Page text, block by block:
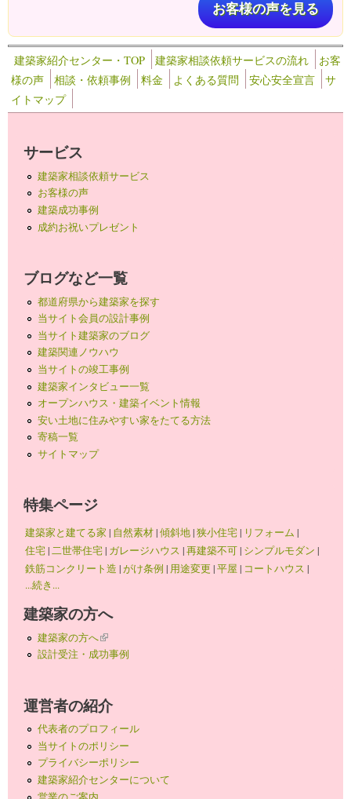
お客様の声を見る
建築家紹介センター・TOP 建築家相談依頼サービスの流れ
お客
様の声
相談・依頼事例 料金 よくある質問 安心安全宣言
サ
イトマップ
サービス
建築家相談依頼サービス
お客様の声
建築成功事例
成約お祝いプレゼント
ブログなど一覧
都道府県から建築家を探す
当サイト会員の設計事例
当サイト建築家のブログ
建築関連ノウハウ
当サイトの竣工事例
建築家インタビュー一覧
オープンハウス・建築イベント情報
安い土地に住みやすい家をたてる方法
寄稿一覧
サイトマップ
特集ページ
建築家と建てる家 | 自然素材|傾斜地|狭小住宅| リフォーム |
住宅|二世帯住宅| ガレージハウス |再建築不可| シンプルモダン |
鉄筋コンクリート造 |がけ条例 | 用途変更 |平屋 | コートハウス |
...続き...
建築家の方へ
建築家の方へ(link is external)
設計受注・成功事例
運営者の紹介
代表者のプロフィール
当サイトのポリシー
プライバシーポリシー
建築家紹介センターについて